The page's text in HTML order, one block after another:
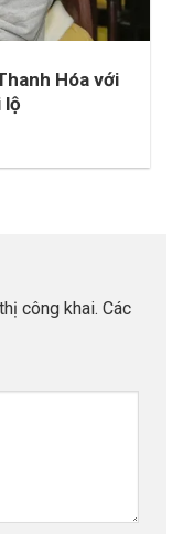
Hóa với
lộ
công khai. Các